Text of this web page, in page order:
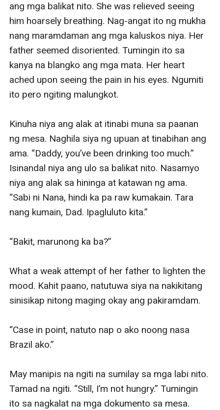
ang mga balikat nito. She was relieved seeing
him hoarsely breathing. Nag-angat ito ng mukha
nang maramdaman ang mga kaluskos niya. Her
father seemed disoriented. Tumingin ito sa
kanya na blangko ang mga mata. Her heart
ached upon seeing the pain in his eyes. Ngumiti
ito pero ngiting malungkot.
Kinuha niya ang alak at itinabi muna sa paanan
ng mesa. Naghila siya ng upuan at tinabihan ang
ama. “Daddy, you’ve been drinking too much.”
Isinandal niya ang ulo sa balikat nito. Nasamyo
niya ang alak sa hininga at katawan ng ama.
“Sabi ni Nana, hindi ka pa raw kumakain. Tara
nang kumain, Dad. Ipagluluto kita.”
“Bakit, marunong ka ba?”
What a weak attempt of her father to lighten the
mood. Kahit paano, natutuwa siya na nakikitang
sinisikap nitong maging okay ang pakiramdam.
“Case in point, natuto nap o ako noong nasa
Brazil ako.”
May manipis na ngiti na sumilay sa mga labi nito.
Tamad na ngiti. “Still, I’m not hungry.” Tumingin
ito sa nagkalat na mga dokumento sa mesa.